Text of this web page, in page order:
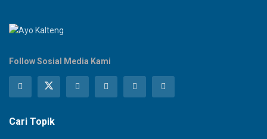
Follow Sosial Media Kami
Cari Topik